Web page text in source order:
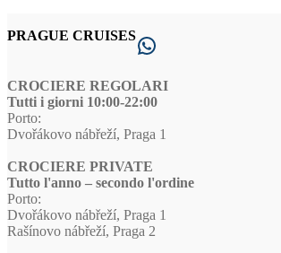
PRAGUE CRUISESWhatsApp
CROCIERE REGOLARI
Tutti i giorni 10:00-22:00
Porto:
Dvořákovo nábřeží, Praga 1
CROCIERE PRIVATE
Tutto l'anno – secondo l'ordine
Porto:
Dvořákovo nábřeží, Praga 1
Rašínovo nábřeží, Praga 2